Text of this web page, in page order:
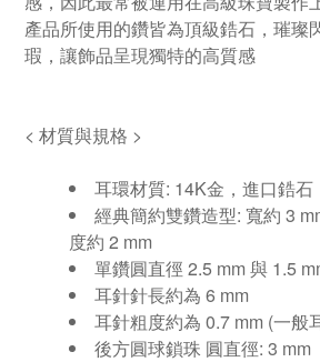
產品所使用的鑽皆為頂級鋯石，璀璨
瑕，讓飾品呈現獨特的高質感
< 材質與規格 >
耳環材質: 14K金，進口鋯石
經典簡約雙鑽造型: 寬約 3
度約 2 mm
單鑽圓直徑 2.5 mm 與 1.5
耳針針長約為 6 mm
耳針粗度約為 0.7 mm (一般
後方圓球鎖珠 圓直徑: 3 mm